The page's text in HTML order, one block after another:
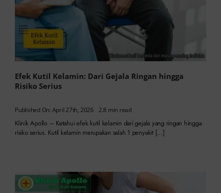
Efek Kutil Kelamin: Dari Gejala Ringan hingga
Risiko Serius
Published On: April 27th, 2026 2.8 min read
Klinik Apollo – Ketahui efek kutil kelamin dari gejala yang ringan hingga
risiko serius. Kutil kelamin merupakan salah 1 penyakit […]